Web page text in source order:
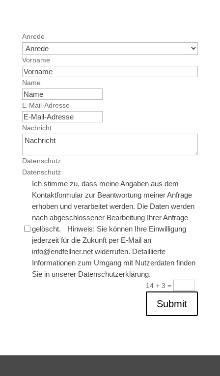
Anrede
Vorname
Name
E-Mail-Adresse
Nachricht
Datenschutz
Datenschutz
Ich stimme zu, dass meine Angaben aus dem
Kontaktformular zur Beantwortung meiner Anfrage
erhoben und verarbeitet werden. Die Daten werden
nach abgeschlossener Bearbeitung Ihrer Anfrage
gelöscht. Hinweis: Sie können Ihre Einwilligung
jederzeit für die Zukunft per E-Mail an
info@endfellner.net widerrufen. Detaillierte
Informationen zum Umgang mit Nutzerdaten finden
Sie in unserer Datenschutzerklärung.
14 + 3 =
Submit